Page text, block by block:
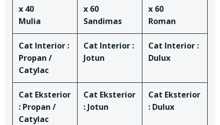
x 40
Mulia
x 60
Sandimas
x 60
Roman
Cat Interior :
Propan /
Catylac
Cat Interior :
Jotun
Cat Interior :
Dulux
Cat Eksterior
: Propan /
Catylac
Cat Eksterior
: Jotun
Cat Eksterior
: Dulux